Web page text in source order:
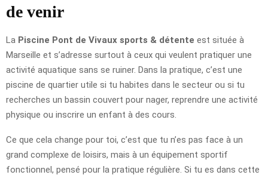
de venir
La Piscine Pont de Vivaux sports & détente est située à
Marseille et s’adresse surtout à ceux qui veulent pratiquer une
activité aquatique sans se ruiner. Dans la pratique, c’est une
piscine de quartier utile si tu habites dans le secteur ou si tu
recherches un bassin couvert pour nager, reprendre une activité
physique ou inscrire un enfant à des cours.
Ce que cela change pour toi, c’est que tu n’es pas face à un
grand complexe de loisirs, mais à un équipement sportif
fonctionnel, pensé pour la pratique régulière. Si tu es dans cette